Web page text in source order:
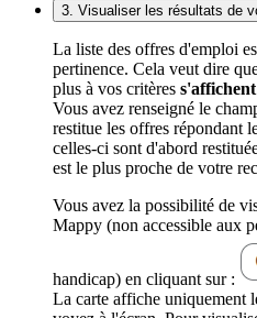
3. Visualiser les résultats de
La liste des offres d'emploi
pertinence. Cela veut dire
plus à vos critères
Vous avez renseigné le
restitue les offres répondant
celles-ci sont d'abord
est le plus proche de votre
Vous avez la possibilité de
Mappy (non accessible aux
handicap) en cliquant sur :
La carte affiche uniquement